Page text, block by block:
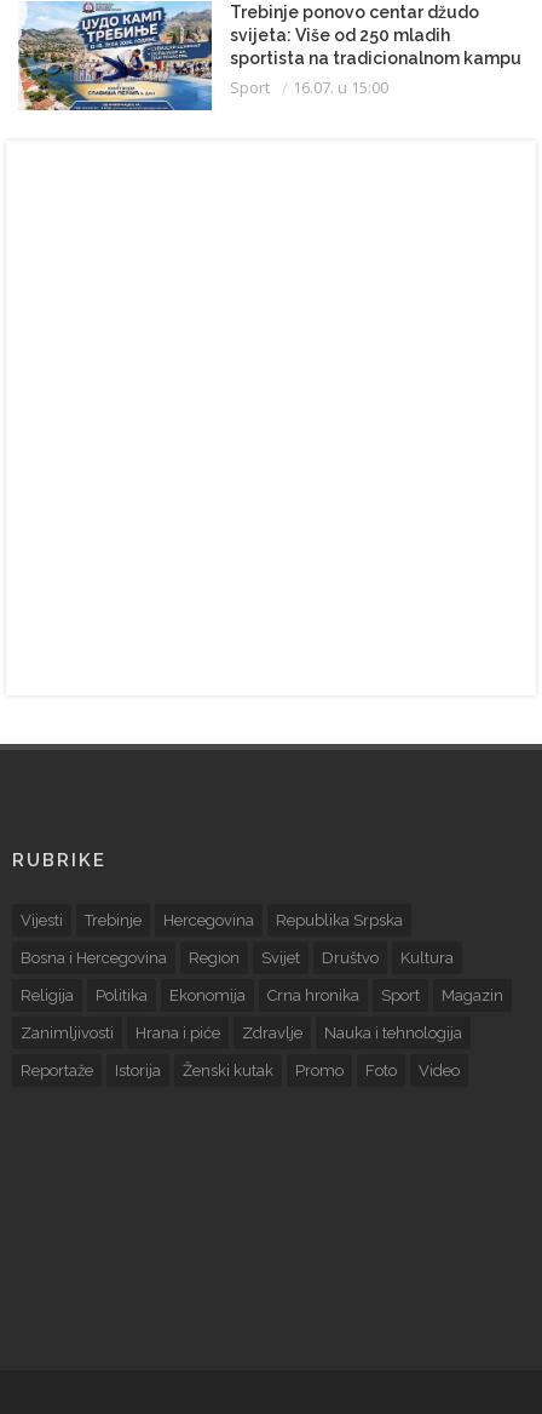
Trebinje ponovo centar džudo
svijeta: Više od 250 mladih
sportista na tradicionalnom kampu
Sport 16.07. u 15:00
RUBRIKE
Vijesti Trebinje Hercegovina Republika Srpska
Bosna i Hercegovina Region Svijet Društvo Kultura
Religija Politika Ekonomija Crna hronika Sport Magazin
Zanimljivosti Hrana i piće Zdravlje Nauka i tehnologija
Reportaže Istorija Ženski kutak Promo Foto Video